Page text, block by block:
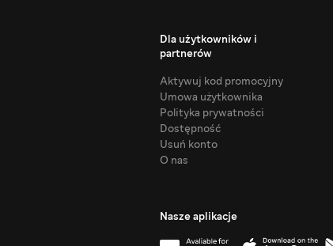
Dla użytkowników i
partnerów
Aktywuj kod promocyjny
Umowa użytkownika
Polityka prywatności
Dostępność
Usuń konto
O nas
Nasze aplikacje